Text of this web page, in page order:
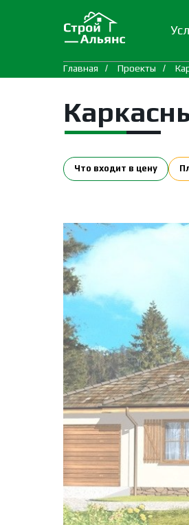
Главная / Проекты /
Что входит в цену